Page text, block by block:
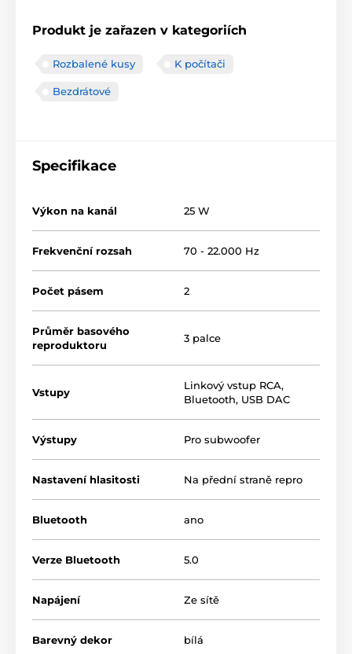
Produkt je zařazen v kategoriích
Rozbalené kusy K počítači
Bezdrátové
Specifikace
Výkon na kanál 25 W
Frekvenční rozsah 70 - 22.000 Hz
Počet pásem 2
Průměr basového
reproduktoru
3 palce
Vstupy
Linkový vstup RCA,
Bluetooth, USB DAC
Výstupy Pro subwoofer
Nastavení hlasitosti Na přední straně repro
Bluetooth ano
Verze Bluetooth 5.0
Napájení Ze sítě
Barevný dekor bílá